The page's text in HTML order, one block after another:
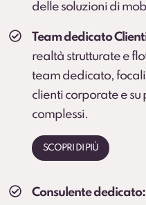
delle soluzioni di
Team dedicato
realtà strutturate e
team dedicato,
clienti corporate e
complessi.
SCOPRI DI PIÙ
Consulente dedicato: